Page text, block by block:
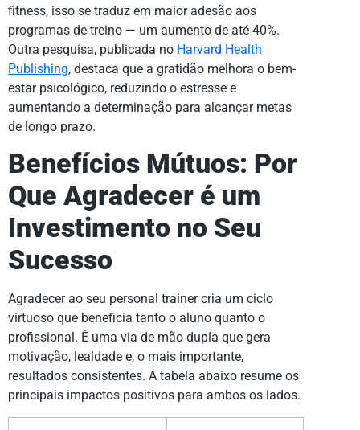
fitness, isso se traduz em maior adesão aos
programas de treino — um aumento de até 40%.
Outra pesquisa, publicada no Harvard Health
Publishing, destaca que a gratidão melhora o bem-
estar psicológico, reduzindo o estresse e
aumentando a determinação para alcançar metas
de longo prazo.
Benefícios Mútuos: Por
Que Agradecer é um
Investimento no Seu
Sucesso
Agradecer ao seu personal trainer cria um ciclo
virtuoso que beneficia tanto o aluno quanto o
profissional. É uma via de mão dupla que gera
motivação, lealdade e, o mais importante,
resultados consistentes. A tabela abaixo resume os
principais impactos positivos para ambos os lados.